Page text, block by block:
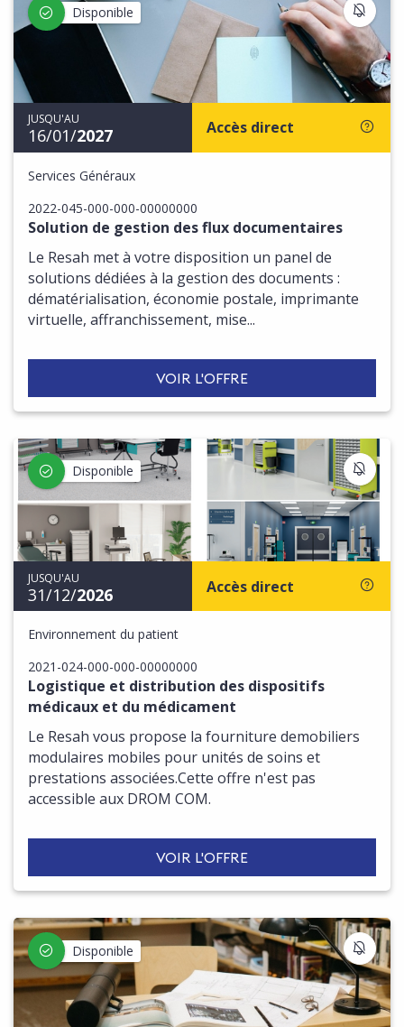
Disponible
JUSQU'AU
16/01/2027 Accès direct
Services Généraux
2022-045-000-000-00000000
Solution de gestion des flux documentaires
Le Resah met à votre disposition un panel de
solutions dédiées à la gestion des documents :
dématérialisation, économie postale, imprimante
virtuelle, affranchissement, mise...
VOIR L'OFFRE
Disponible
JUSQU'AU
31/12/2026 Accès direct
Environnement du patient
2021-024-000-000-00000000
Logistique et distribution des dispositifs
médicaux et du médicament
Le Resah vous propose la fourniture demobiliers
modulaires mobiles pour unités de soins et
prestations associées.Cette offre n'est pas
accessible aux DROM COM.
VOIR L'OFFRE
Disponible